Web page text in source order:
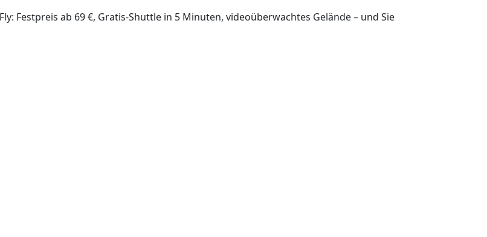
Festpreis ab 69 €, Gratis-Shuttle in 5 Minuten, videoüberwachtes Gelände – und Sie